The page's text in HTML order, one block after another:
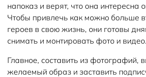
напоказ и верят, что она
Чтобы привлечь как можно больше
героев в свою жизнь, они готовы
снимать и монтировать фото и видео.
Главное, составить из фотографий,
желаемый образ и заставить